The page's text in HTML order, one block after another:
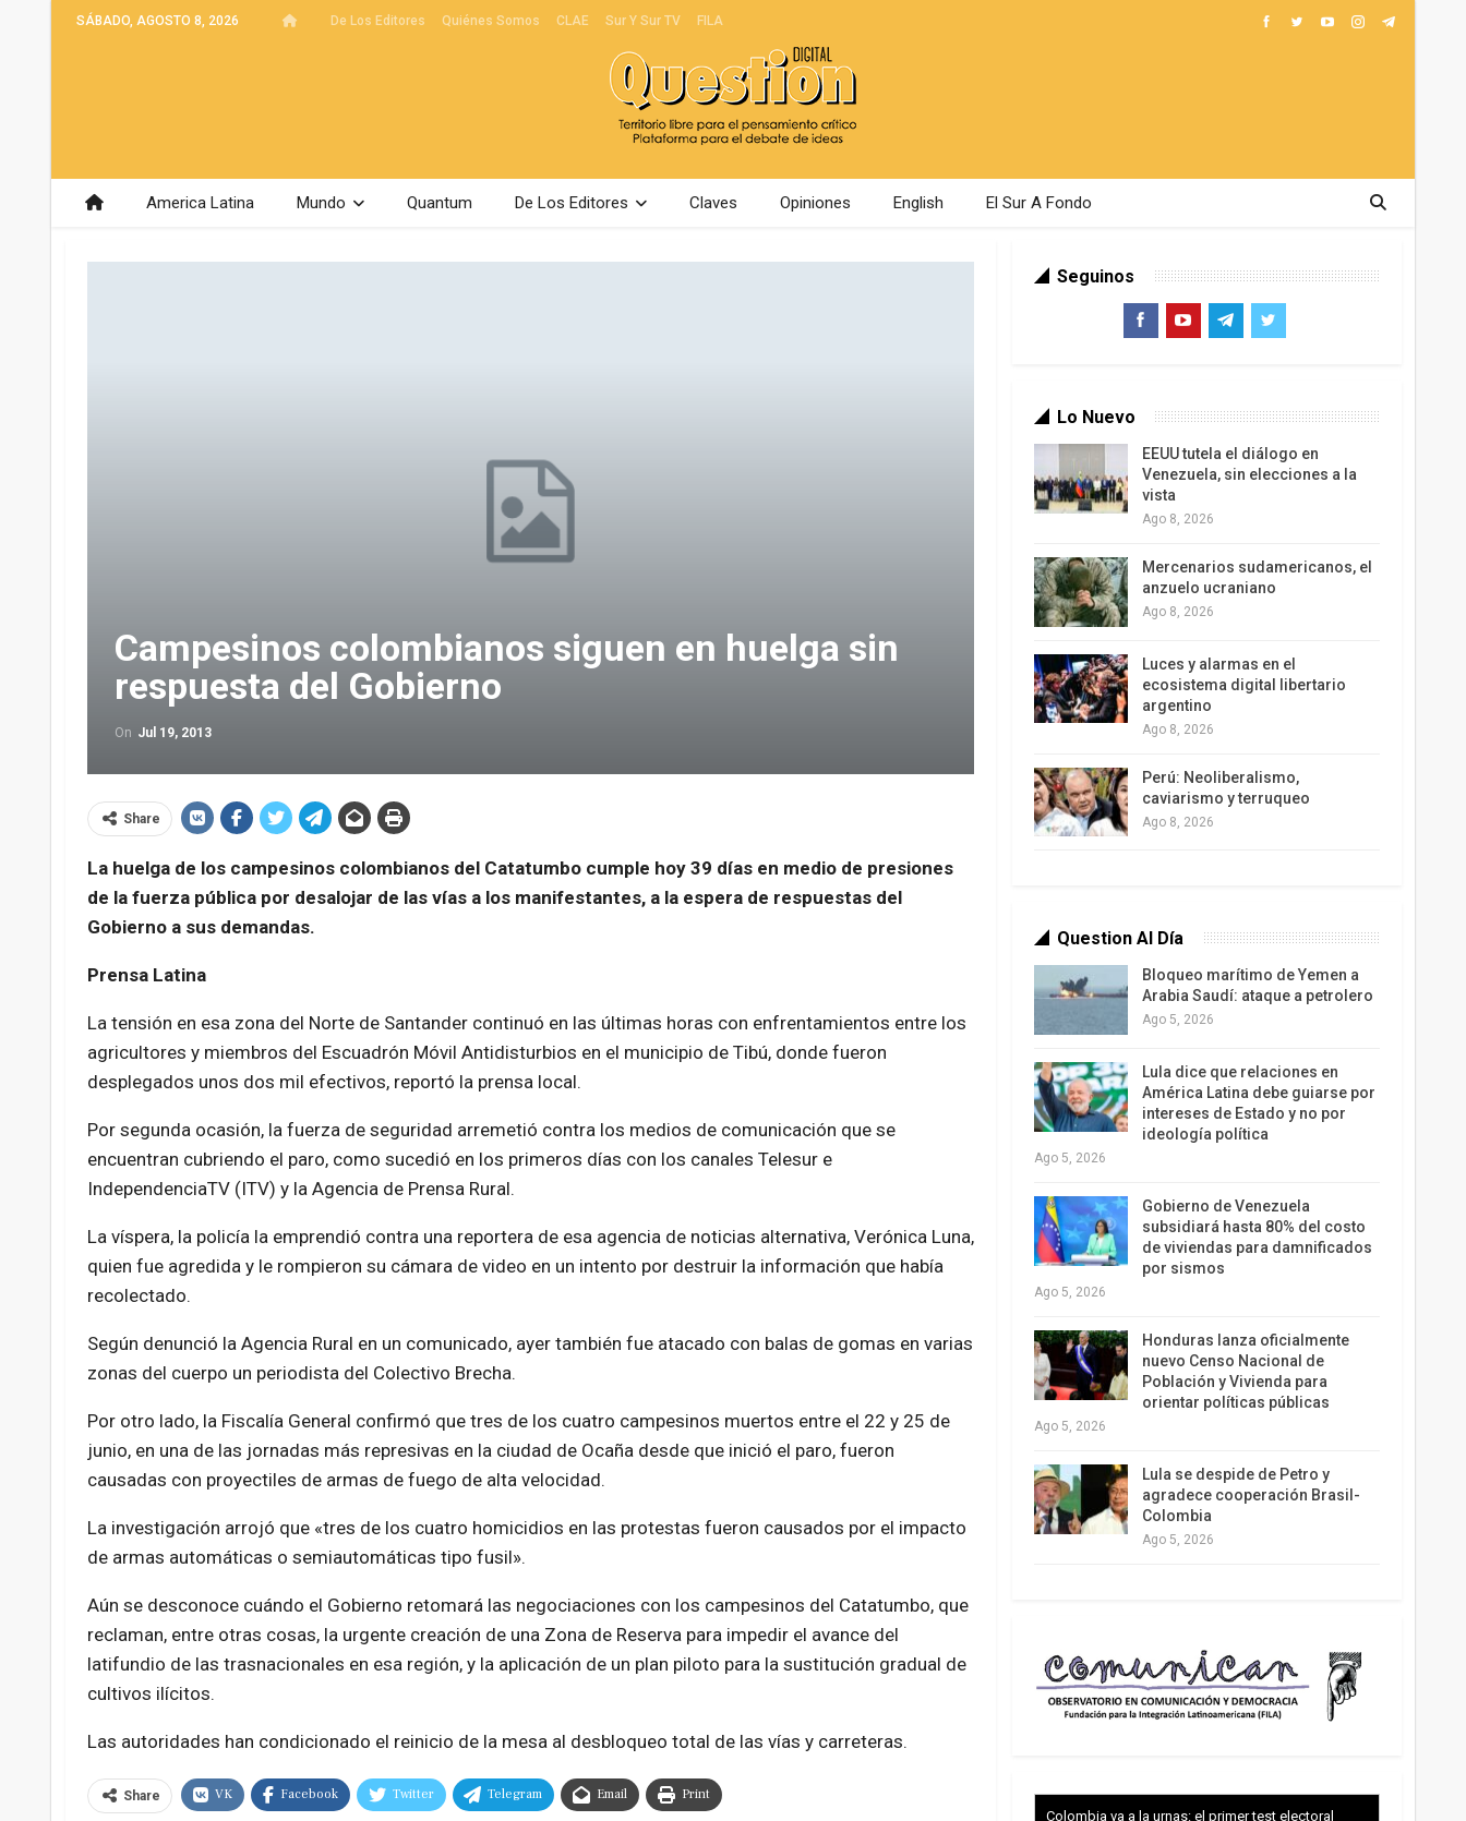
SÁBADO, AGOSTO 8, 2026 De Los Editores Quiénes Somos CLAE Sur Y Sur TV FILA
America Latina Mundo Quantum De Los Editores Claves Opiniones English El Sur A Fondo
Campesinos colombianos siguen en huelga sin
respuesta del Gobierno
On Jul 19, 2013
Share
La huelga de los campesinos colombianos del Catatumbo cumple hoy 39 días en medio de presiones
de la fuerza pública por desalojar de las vías a los manifestantes, a la espera de respuestas del
Gobierno a sus demandas.
Prensa Latina
La tensión en esa zona del Norte de Santander continuó en las últimas horas con enfrentamientos entre los
agricultores y miembros del Escuadrón Móvil Antidisturbios en el municipio de Tibú, donde fueron
desplegados unos dos mil efectivos, reportó la prensa local.
Por segunda ocasión, la fuerza de seguridad arremetió contra los medios de comunicación que se
encuentran cubriendo el paro, como sucedió en los primeros días con los canales Telesur e
IndependenciaTV (ITV) y la Agencia de Prensa Rural.
La víspera, la policía la emprendió contra una reportera de esa agencia de noticias alternativa, Verónica Luna,
quien fue agredida y le rompieron su cámara de video en un intento por destruir la información que había
recolectado.
Según denunció la Agencia Rural en un comunicado, ayer también fue atacado con balas de gomas en varias
zonas del cuerpo un periodista del Colectivo Brecha.
Por otro lado, la Fiscalía General confirmó que tres de los cuatro campesinos muertos entre el 22 y 25 de
junio, en una de las jornadas más represivas en la ciudad de Ocaña desde que inició el paro, fueron
causadas con proyectiles de armas de fuego de alta velocidad.
La investigación arrojó que «tres de los cuatro homicidios en las protestas fueron causados por el impacto
de armas automáticas o semiautomáticas tipo fusil».
Aún se desconoce cuándo el Gobierno retomará las negociaciones con los campesinos del Catatumbo, que
reclaman, entre otras cosas, la urgente creación de una Zona de Reserva para impedir el avance del
latifundio de las trasnacionales en esa región, y la aplicación de un plan piloto para la sustitución gradual de
cultivos ilícitos.
Las autoridades han condicionado el reinicio de la mesa al desbloqueo total de las vías y carreteras.
Share VK Facebook Twitter Telegram Email Print
Seguinos
Lo Nuevo
EEUU tutela el diálogo en
Venezuela, sin elecciones a la
vista
Ago 8, 2026
Mercenarios sudamericanos, el
anzuelo ucraniano
Ago 8, 2026
Luces y alarmas en el
ecosistema digital libertario
argentino
Ago 8, 2026
Perú: Neoliberalismo,
caviarismo y terruqueo
Ago 8, 2026
Question Al Día
Bloqueo marítimo de Yemen a
Arabia Saudí: ataque a petrolero
Ago 5, 2026
Lula dice que relaciones en
América Latina debe guiarse por
intereses de Estado y no por
ideología política
Ago 5, 2026
Gobierno de Venezuela
subsidiará hasta 80% del costo
de viviendas para damnificados
por sismos
Ago 5, 2026
Honduras lanza oficialmente
nuevo Censo Nacional de
Población y Vivienda para
orientar políticas públicas
Ago 5, 2026
Lula se despide de Petro y
agradece cooperación Brasil-
Colombia
Ago 5, 2026
Colombia va a la urnas: el primer test electoral